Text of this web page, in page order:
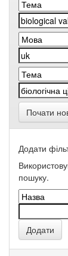
Почати
Додати
пошуку.